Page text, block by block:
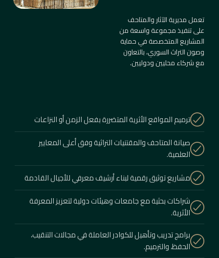
تعمل مديرية الآثار والمتاحف
على تنفيذ مجموعة واسعة من
المشاريع المتخصصة في حماية
وصون التراث السوري، بالتعاون
مع شركاء محليين ودوليين.
ترميم المواقع الأثرية المتضررة بفعل الزمن أو النزاعات
صيانة المتاحف والمقتنيات التراثية وفق أعلى المعايير
العلمية.
مشاريع توثيق رقمية لبناء أرشيف معرفي للأجيال القادمة
شراكات بحثية مع جامعات وهيئات دولية لتعزيز المعرفة
الأثرية.
برامج تدريب وتأهيل للكوادر العاملة في مجالات التنقيب،
الحفظ، والترميم.